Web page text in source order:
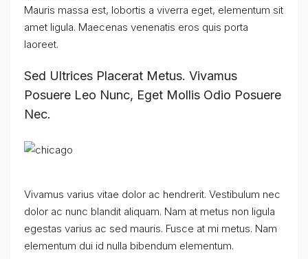
Mauris massa est, lobortis a viverra eget, elementum sit
amet ligula. Maecenas venenatis eros quis porta
laoreet.
Sed Ultrices Placerat Metus. Vivamus
Posuere Leo Nunc, Eget Mollis Odio Posuere
Nec.
Vivamus varius vitae dolor ac hendrerit. Vestibulum nec
dolor ac nunc blandit aliquam. Nam at metus non ligula
egestas varius ac sed mauris. Fusce at mi metus. Nam
elementum dui id nulla bibendum elementum.